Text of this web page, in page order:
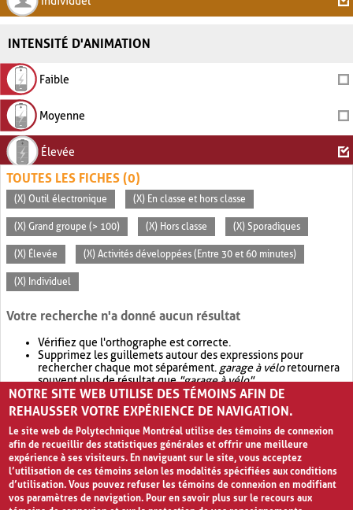
INTENSITÉ D'ANIMATION
Faible
Moyenne
Élevée
TOUTES LES FICHES (0)
(X) Outil électronique (X) En classe et hors classe
(X) Grand groupe (> 100) (X) Hors classe (X) Sporadiques
(X) Élevée (X) Activités développées (Entre 30 et 60 minutes)
(X) Individuel
Votre recherche n'a donné aucun résultat
Vérifiez que l'orthographe est correcte.
Supprimez les guillemets autour des expressions pour
rechercher chaque mot séparément. garage à véloretournera
souvent plus de résultat que"garage à vélo".
Envisagez d'élargir votre recherche avec OR.garage OR vélo
retournera souvent plus de résultat quegarage à vélo
NOTRE SITE WEB UTILISE DES TÉMOINS AFIN DE
REHAUSSER VOTRE EXPÉRIENCE DE NAVIGATION.
Le site web de Polytechnique Montréal utilise des témoins de connexion
afin de recueillir des statistiques générales et offrir une meilleure
expérience à ses visiteurs. En naviguant sur le site, vous acceptez
l’utilisation de ces témoins selon les modalités spécifiées aux conditions
d’utilisation. Vous pouvez refuser les témoins de connexion en modifiant
vos paramètres de navigation. Pour en savoir plus sur le recours aux